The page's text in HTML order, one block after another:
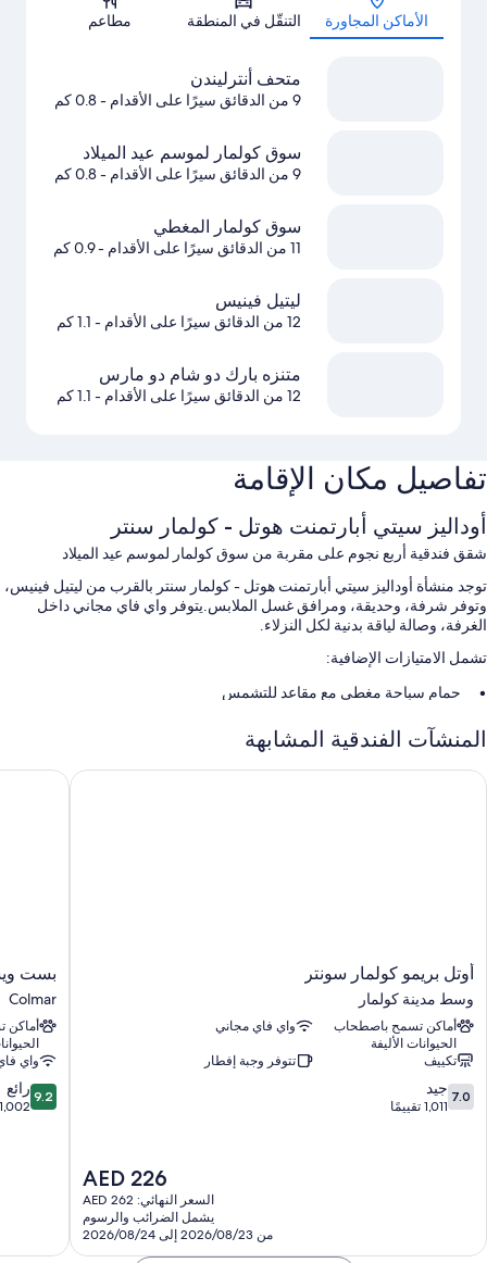
الأماكن المجاورة التنقّل في المنطقة مطاعم
متحف أنترليندن
9 من الدقائق سيرًا على الأقدام - 0.8 كم
سوق كولمار لموسم عيد الميلاد
9 من الدقائق سيرًا على الأقدام - 0.8 كم
سوق كولمار المغطي
11 من الدقائق سيرًا على الأقدام - 0.9 كم
ليتيل فينيس
12 من الدقائق سيرًا على الأقدام - 1.1 كم
متنزه بارك دو شام دو مارس
12 من الدقائق سيرًا على الأقدام - 1.1 كم
تفاصيل مكان الإقامة
أوداليز سيتي أبارتمنت هوتل - كولمار سنتر
شقق فندقية أربع نجوم على مقربة من سوق كولمار لموسم عيد الميلاد
توجد منشأة أوداليز سيتي أبارتمنت هوتل - كولمار سنتر بالقرب من ليتيل فينيس،
وتوفر شرفة، وحديقة، ومرافق غسل الملابس.يتوفر واي فاي مجاني داخل
الغرفة، وصالة لياقة بدنية لكل النزلاء.
تشمل الامتيازات الإضافية:
حمام سباحة مغطى مع مقاعد للتشمس
وجرائد مجانية
قاعة ولائم، وتخزين الأمتعة، وآلة بيع ذاتي
تشمل اللوازم المتوفرة في جميع الغرفة الأخرى:
حمامات مزودة بأحواض استحمام أو حجيرات دش ومستلزمات مجانية
للعناية الشخصية
تلفزيونات بشاشة مسطحة مزودة بقنوات تلفزيونية رقمية
مطابخ مُصغّرة، وثلاجات، وغسالات أطباق
المنشآت الفندقية المشابهة
أوتل
بريمو
كولمار
سونتر
وسط
مدينة
كولمار
أوتل بريمو كولمار سونتر
وسط مدينة كولمار
أماكن تسمح باصطحاب
الحيوانات الأليفة
واي فاي مجاني
تكييف
تتوفر وجبة إفطار
7.0
من
7.0 جيد
1,011 تقييمًا
السعر
الحالي
هو
AED
226
AED 226
السعر النهائي: AED 262
يشمل الضرائب والرسوم
من 2026/08/23 إلى 2026/08/24
أوتل بريمو كولمار سونتر
بست
ويسترن
كولمار
إكسبو
Colmar
بست
Colmar
واي
9.2
من
9.2 رائع
1,002 تقييم
بست